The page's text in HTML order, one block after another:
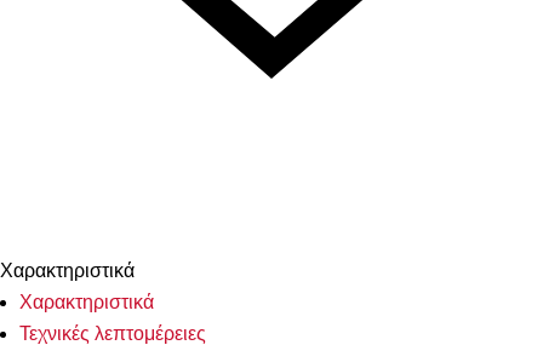
Χαρακτηριστικά
Χαρακτηριστικά
Τεχνικές λεπτομέρειες